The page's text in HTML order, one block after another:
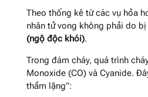
Theo thống kê từ các vụ hỏa
nhân tử vong không phải do
(ngộ độc khói).
Trong đám cháy, quá trình
Monoxide (CO) và Cyanide.
thầm lặng”: